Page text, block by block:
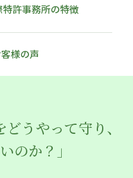
許事務所の特徴
様の声
どうやって守り、
のか？」